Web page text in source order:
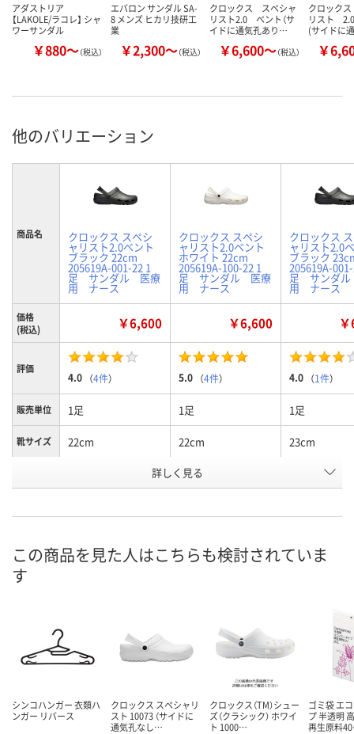
アダストリア
【LAKOLE/ラコレ】 シャ
ワーサンダル
￥880～（税込）
エバロン サンダル SA-
8 メンズ ヒカリ技研工
業
￥2,300～（税込）
クロックス スペシャ
リスト2.0 ベント（サ
イドに通気孔あり…
￥6,600～（税込）
クロック
リスト
(サイドに
￥
他のバリエーション
商品名 クロックス スペシ
ャリスト2.0ベント
ブラック 22cm
205619A-001-22 1
足 サンダル 医療
用 ナース
クロックス スペシ
ャリスト2.0ベント
ホワイト 22cm
205619A-100-22 1
足 サンダル 医療
用 ナース
クロックス
ャリスト2.0
ブラック
205619A-
足 サンダ
用 ナース
価格
(税込)
￥6,600 ￥6,600
評価
4.0 （4件） 5.0 （4件） 4.0 （1件）
販売単位 1足 1足 1足
靴サイズ 22cm 22cm 23cm
ホワイト ブラック
号
お届け日
カゴへ カゴへ カ
詳しく見る
この商品を見た人はこちらも検討されていま
す
シンコハンガー 衣類ハ
ンガー リバース
クロックス スペシャリ
スト 10073 （サイドに
通気孔なし…
クロックス（TM）シュー
ズ（クラシック） ホワイ
ト 1000…
ゴミ袋 エ
プ 半透明
再生原料